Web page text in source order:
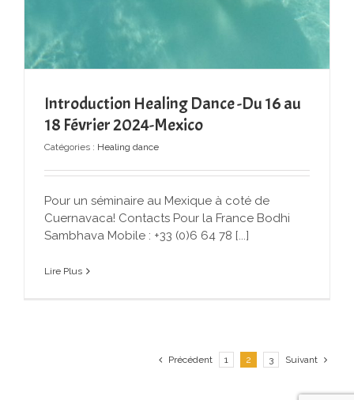
Introduction Healing Dance -Du 16 au
18 Février 2024-Mexico
Catégories : Healing dance
Pour un séminaire au Mexique à coté de
Cuernavaca! Contacts Pour la France Bodhi
Sambhava Mobile : +33 (0)6 64 78 [...]
Lire Plus
Précédent 1 2 3 Suivant